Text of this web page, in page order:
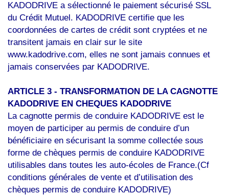
KADODRIVE a sélectionné le paiement sécurisé SSL
du Crédit Mutuel. KADODRIVE certifie que les
coordonnées de cartes de crédit sont cryptées et ne
transitent jamais en clair sur le site
www.kadodrive.com, elles ne sont jamais connues et
jamais conservées par KADODRIVE.
ARTICLE 3 - TRANSFORMATION DE LA CAGNOTTE
KADODRIVE EN CHEQUES KADODRIVE
La cagnotte permis de conduire KADODRIVE est le
moyen de participer au permis de conduire d’un
bénéficiaire en sécurisant la somme collectée sous
forme de chèques permis de conduire KADODRIVE
utilisables dans toutes les auto-écoles de France.(Cf
conditions générales de vente et d’utilisation des
chèques permis de conduire KADODRIVE)